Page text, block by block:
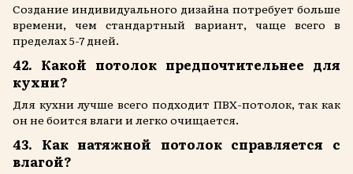
Создание индивидуального дизайна потребует больше
времени, чем стандартный вариант, чаще всего в
пределах 5-7 дней.
42. Какой потолок предпочтительнее для
кухни?
Для кухни лучше всего подходит ПВХ-потолок, так как
он не боится влаги и легко очищается.
43. Как натяжной потолок справляется с
влагой?